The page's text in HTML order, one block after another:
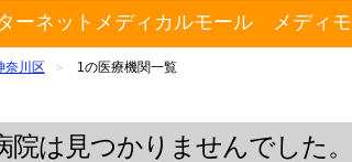
ーネットメディカルモール メディモ
奈川区 > 1の医療機関一覧
は見つかりませんでした。